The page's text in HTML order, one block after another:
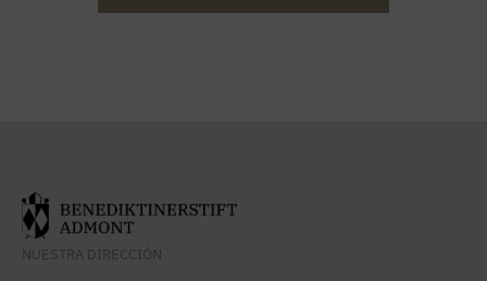
NUESTRA DIRECCIÓN